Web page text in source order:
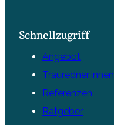
Schnellzugriff
Angebot
Trauredner:innen
Referenzen
Ratgeber